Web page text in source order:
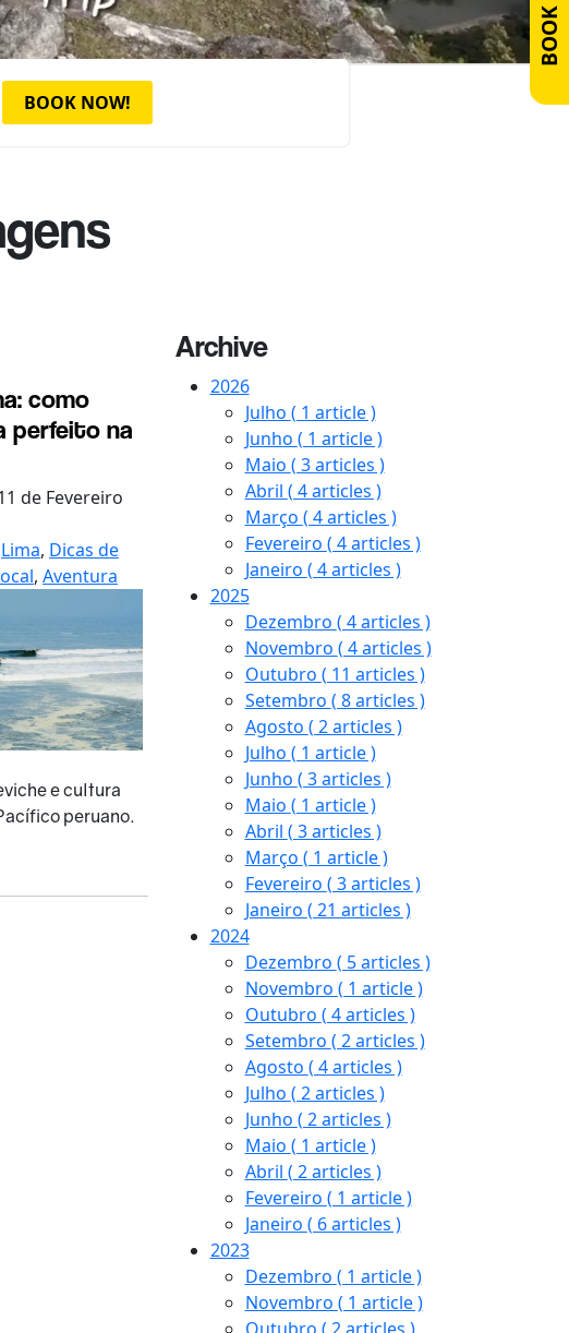
BOOK NOW!
como
perfeito na
de Fevereiro
Lima, Dicas de
, Aventura
e cultura
peruano.
Archive
2026
Julho ( 1 article )
Junho ( 1 article )
Maio ( 3 articles )
Abril ( 4 articles )
Março ( 4 articles )
Fevereiro ( 4 articles )
Janeiro ( 4 articles )
2025
Dezembro ( 4 articles )
Novembro ( 4 articles )
Outubro ( 11 articles )
Setembro ( 8 articles )
Agosto ( 2 articles )
Julho ( 1 article )
Junho ( 3 articles )
Maio ( 1 article )
Abril ( 3 articles )
Março ( 1 article )
Fevereiro ( 3 articles )
Janeiro ( 21 articles )
2024
Dezembro ( 5 articles )
Novembro ( 1 article )
Outubro ( 4 articles )
Setembro ( 2 articles )
Agosto ( 4 articles )
Julho ( 2 articles )
Junho ( 2 articles )
Maio ( 1 article )
Abril ( 2 articles )
Fevereiro ( 1 article )
Janeiro ( 6 articles )
2023
Dezembro ( 1 article )
Novembro ( 1 article )
Outubro ( 2 articles )